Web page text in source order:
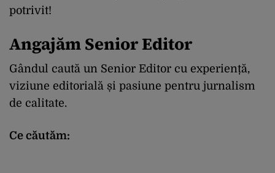
potrivit!
Angajăm Senior Editor
Gândul caută un Senior Editor cu experiență,
viziune editorială și pasiune pentru jurnalism
de calitate.
Ce căutăm: